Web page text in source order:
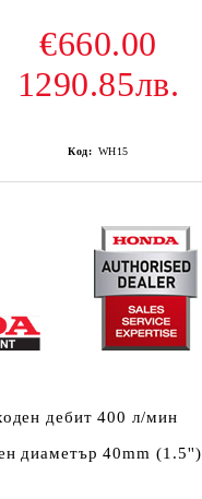
€660.00
1290.85лв.
Код: WH15
дебит 400 л/мин
диаметър 40mm (1.5'')